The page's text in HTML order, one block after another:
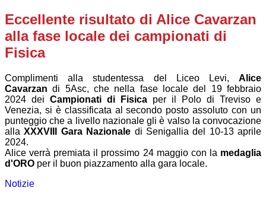
Eccellente risultato di Alice Cavarzan
alla fase locale dei campionati di
Fisica
Complimenti alla studentessa del Liceo Levi, Alice
Cavarzandi 5Asc, che nella fase locale del 19 febbraio
2024 dei Campionati di Fisica per il Polo di Treviso e
Venezia, si è classificata al secondo posto assoluto con un
punteggio che a livello nazionale gli è valso la convocazione
allaXXXVIII Gara Nazionale di Senigallia del 10-13 aprile
2024.
Alice verrà premiata il prossimo 24maggio con la medaglia
d'ORO per il buon piazzamento alla gara locale.
Notizie